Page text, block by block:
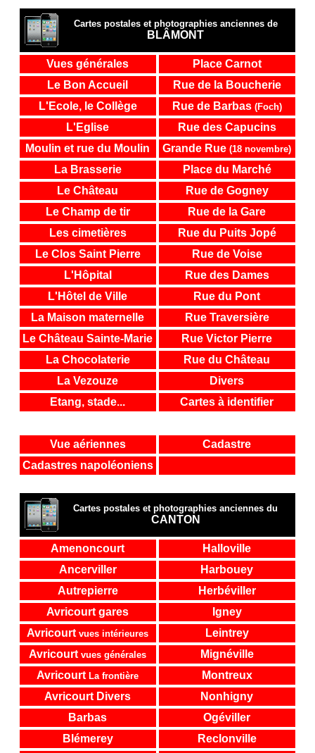
Cartes postales et photographies anciennes de
BLÂMONT
Vues générales
Place Carnot
Le Bon Accueil
Rue de la Boucherie
L'Ecole, le Collège
Rue de Barbas (Foch)
L'Eglise
Rue des Capucins
Moulin et rue du Moulin
Grande Rue (18 novembre)
La Brasserie
Place du Marché
Le Château
Rue de Gogney
Le Champ de tir
Rue de la Gare
Les cimetières
Rue du Puits Jopé
Le Clos Saint Pierre
Rue de Voise
L'Hôpital
Rue des Dames
L'Hôtel de Ville
Rue du Pont
La Maison maternelle
Rue Traversière
Le Château Sainte-Marie
Rue Victor Pierre
La Chocolaterie
Rue du Château
La Vezouze
Divers
Etang, stade...
Cartes à identifier
Vue aériennes
Cadastre
Cadastres napoléoniens
Cartes postales et photographies anciennes du
CANTON
Amenoncourt
Halloville
Ancerviller
Harbouey
Autrepierre
Herbéviller
Avricourt gares
Igney
Avricourt vues intérieures
Leintrey
Avricourt vues générales
Mignéville
Avricourt La frontière
Montreux
Avricourt Divers
Nonhigny
Barbas
Ogéviller
Blémerey
Reclonville